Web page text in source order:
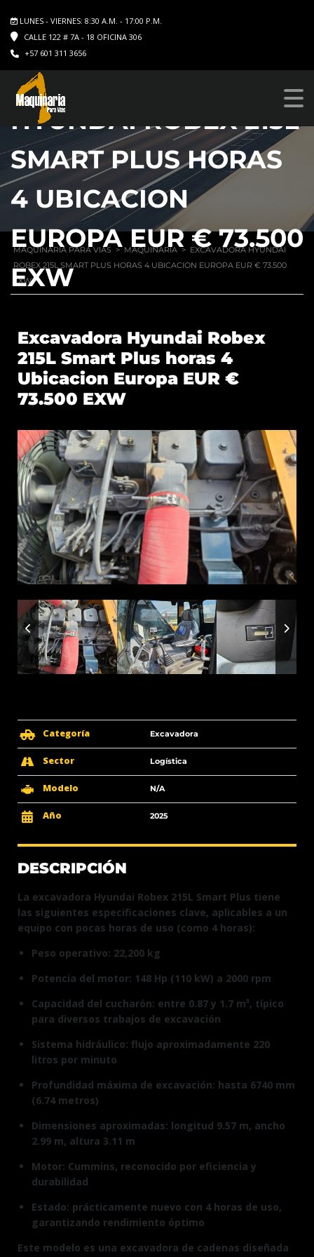
LUNES - VIERNES: 8:30 A.M. - 17:00 P.M.
CALLE 122 # 7A - 18 OFICINA 306
+57 601 311 3656
EXCAVADORA
HYUNDAI ROBEX 215L
SMART PLUS HORAS
4 UBICACION
EUROPA EUR € 73.500
EXW
MAQUINARIA PARA VIAS > MAQUINARIA > EXCAVADORA HYUNDAI
ROBEX 215L SMART PLUS HORAS 4 UBICACION EUROPA EUR € 73.500
EXW
Excavadora Hyundai Robex
215L Smart Plus horas 4
Ubicacion Europa EUR €
73.500 EXW
Categoría Excavadora
Sector Logística
Modelo N/A
Año 2025
DESCRIPCIÓN
La excavadora Hyundai Robex 215L Smart Plus tiene
las siguientes especificaciones clave, aplicables a un
equipo con pocas horas de uso (como 4 horas):
Peso operativo: 22,200 kg
Potencia del motor: 148 Hp (110 kW) a 2000 rpm
Capacidad del cucharón: entre 0.87 y 1.7 m³, típico
para diversos trabajos de excavación
Sistema hidráulico: flujo aproximadamente 220
litros por minuto
Profundidad máxima de excavación: hasta 6740 mm
(6.74 metros)
Dimensiones aproximadas: longitud 9.57 m, ancho
2.99 m, altura 3.11 m
Motor: Cummins, reconocido por eficiencia y
durabilidad
Estado: prácticamente nuevo con 4 horas de uso,
garantizando rendimiento óptimo
Este modelo es una excavadora de cadenas diseñada